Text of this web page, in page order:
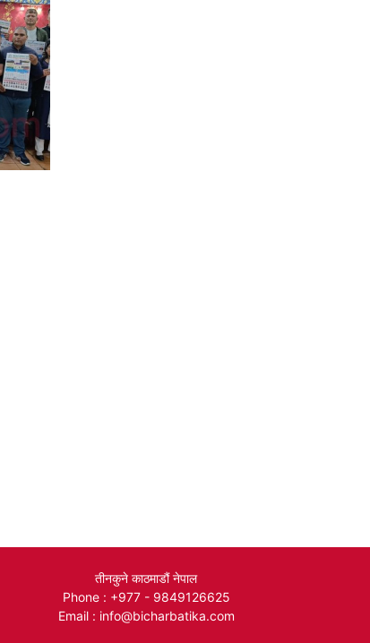
तीनकुने काठमाडौं नेपाल
Phone : +977 - 9849126625
Email : info@bicharbatika.com